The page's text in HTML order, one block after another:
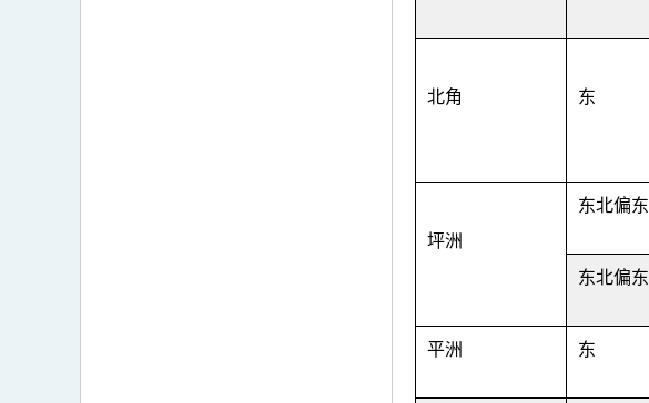
北角 东
坪洲
东北偏东
东北偏东
平洲 东